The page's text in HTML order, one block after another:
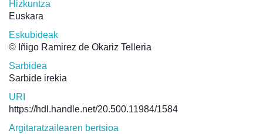
Hizkuntza
Euskara
Eskubideak
© Iñigo Ramirez de Okariz Telleria
Sarbidea
Sarbide irekia
URI
https://hdl.handle.net/20.500.11984/1584
Argitaratzailearen bertsioa